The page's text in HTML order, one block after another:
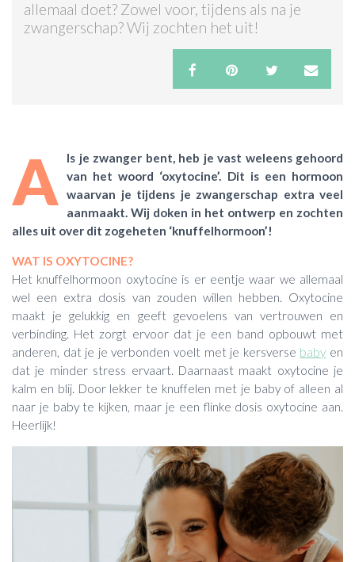
ACTIES & KORTING
allemaal doet? Zowel voor, tijdens als na je
zwangerschap? Wij zochten het uit!
A
ls je zwanger bent, heb je vast weleens gehoord
van het woord ‘oxytocine’. Dit is een hormoon
waarvan je tijdens je zwangerschap extra veel
aanmaakt. Wij doken in het ontwerp en zochten
alles uit over dit zogeheten ‘knuffelhormoon’!
WAT IS OXYTOCINE?
Het knuffelhormoon oxytocine is er eentje waar we allemaal
wel een extra dosis van zouden willen hebben. Oxytocine
maakt je gelukkig en geeft gevoelens van vertrouwen en
verbinding. Het zorgt ervoor dat je een band opbouwt met
anderen, dat je je verbonden voelt met je kersverse baby en
dat je minder stress ervaart. Daarnaast maakt oxytocine je
kalm en blij. Door lekker te knuffelen met je baby of alleen al
naar je baby te kijken, maar je een flinke dosis oxytocine aan.
Heerlijk!